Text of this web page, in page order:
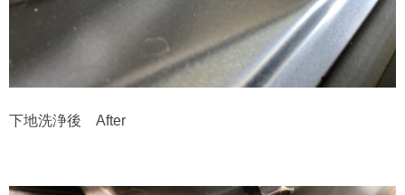
下地洗浄後 After